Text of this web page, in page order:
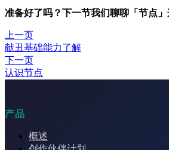
准备好了吗？下一节我们聊聊「节点」
上一页
献丑基础能力了解
下一页
认识节点
产品
概述